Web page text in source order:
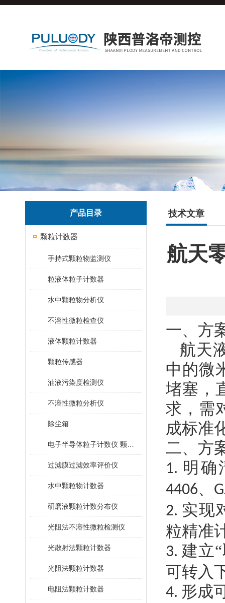
产品目录
颗粒计数器
手持式颗粒物监测仪
粒液体粒子计数器
水中颗粒物分析仪
不溶性微粒检查仪
液体颗粒计数器
颗粒传感器
油液污染度检测仪
不溶性微粒分析仪
除尘箱
过滤膜过滤效率评价仪
水中颗粒物计数器
研磨液颗粒计数分布仪
光阻法不溶性微粒检测仪
光散射法颗粒计数器
光阻法颗粒计数器
电阻法颗粒计数器
技术文章
航天
一、方
航天
中的微
堵塞，
求，需
成标准
二、方
1. 明确
4406、
2. 实现
粒精准
3. 建立
可转入
4. 形成